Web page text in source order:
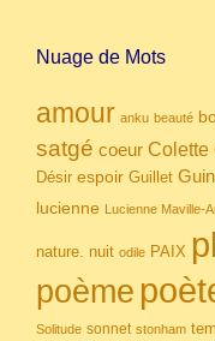
Nuage de Mots
amour anku beauté
satgé coeur Colette
Désir espoir Guillet
lucienne Lucienne Maville-
nature. nuit odile PAIX
poème
Solitude sonnet stonham